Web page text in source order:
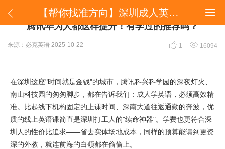
 
【帮你找准方向】深圳成人英语线上机构怎么选？腾讯华为人都这样提升！有学过的推荐吗？
【帮你找准方向】深圳成人英语线上机构怎么选？
腾讯华为人都这样提升！有学过的推荐吗？
来源：必克英语 2025-10-22  1  16094
在深圳这座"时间就是金钱"的城市，腾讯科兴科学园的深夜灯火、
南山科技园的匆匆脚步，都在告诉我们：成人学英语，必须高效精
准。比起线下机构固定的上课时间、深南大道往返通勤的奔波，优
质的线上英语课简直是深圳打工人的"续命神器"。学费也更符合深
圳人的性价比追求——省去实体场地成本，同样的预算能请到更资
深的外教，就连前海的白领都在偷偷上。